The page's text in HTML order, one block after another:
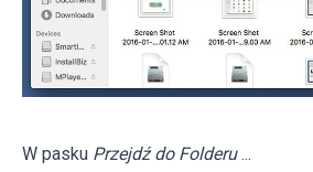
W pasku Przejdź do Folderu ...